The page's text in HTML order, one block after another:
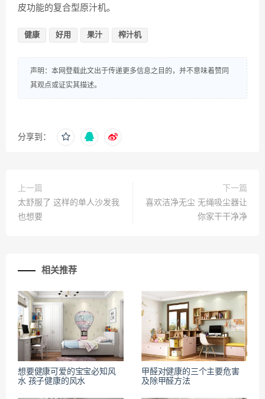
皮功能的复合型原汁机。
健康 好用 果汁 榨汁机
声明：本网登载此文出于传递更多信息之目的，并不意味着赞同
其观点或证实其描述。
分享到：
上一篇
太舒服了 这样的单人沙发我
也想要
下一篇
喜欢洁净无尘 无绳吸尘器让
你家干干净净
相关推荐
想要健康可爱的宝宝必知风
水 孩子健康的风水
甲醛对健康的三个主要危害
及除甲醛方法